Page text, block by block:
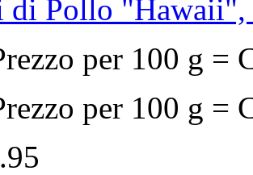
di Pollo
per 100 g =
per 100 g =